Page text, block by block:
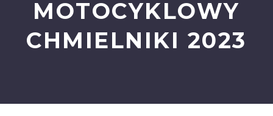
MOTOCYKLOWY
CHMIELNIKI 2023